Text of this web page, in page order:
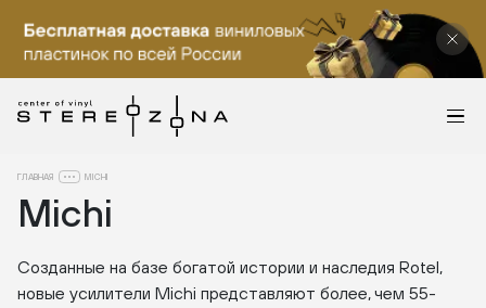
ГЛАВНАЯ MICHI
Michi
Созданные на базе богатой истории и наследия Rotel,
новые усилители Michi представляют более, чем 55-